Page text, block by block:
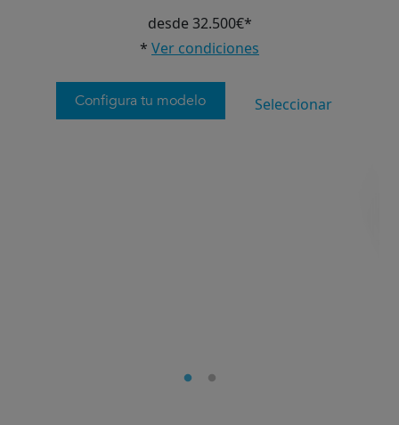
desde 32.500€*
* Ver condiciones
Configura tu modelo Seleccionar